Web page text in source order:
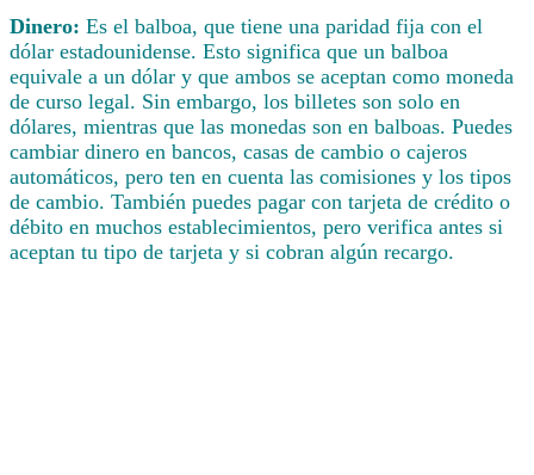
Dinero: Es el balboa, que tiene una paridad fija con el
dólar estadounidense. Esto significa que un balboa
equivale a un dólar y que ambos se aceptan como moneda
de curso legal. Sin embargo, los billetes son solo en
dólares, mientras que las monedas son en balboas. Puedes
cambiar dinero en bancos, casas de cambio o cajeros
automáticos, pero ten en cuenta las comisiones y los tipos
de cambio. También puedes pagar con tarjeta de crédito o
débito en muchos establecimientos, pero verifica antes si
aceptan tu tipo de tarjeta y si cobran algún recargo.